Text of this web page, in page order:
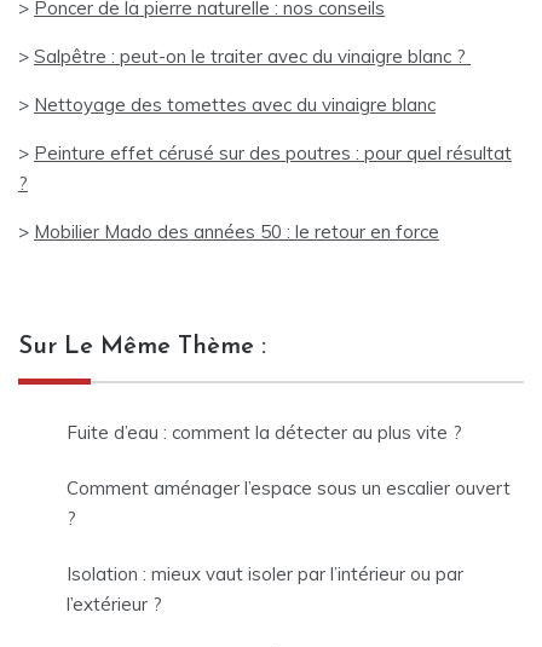
> Poncer de la pierre naturelle : nos conseils
> Salpêtre : peut-on le traiter avec du vinaigre blanc ?
> Nettoyage des tomettes avec du vinaigre blanc
> Peinture effet cérusé sur des poutres : pour quel résultat
?
> Mobilier Mado des années 50 : le retour en force
Sur Le Même Thème :
Fuite d’eau : comment la détecter au plus vite ?
Comment aménager l’espace sous un escalier ouvert
?
Isolation : mieux vaut isoler par l’intérieur ou par
l’extérieur ?